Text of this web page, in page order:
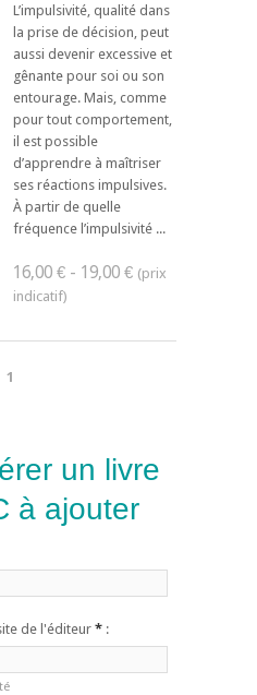
L’impulsivité, qualité dans
la prise de décision, peut
aussi devenir excessive et
gênante pour soi ou son
entourage. Mais, comme
pour tout comportement,
il est possible
d’apprendre à maîtriser
ses réactions impulsives.
À partir de quelle
fréquence l’impulsivité ...
16,00 € - 19,00 €
1
un livre
à ajouter
de l'éditeur * :